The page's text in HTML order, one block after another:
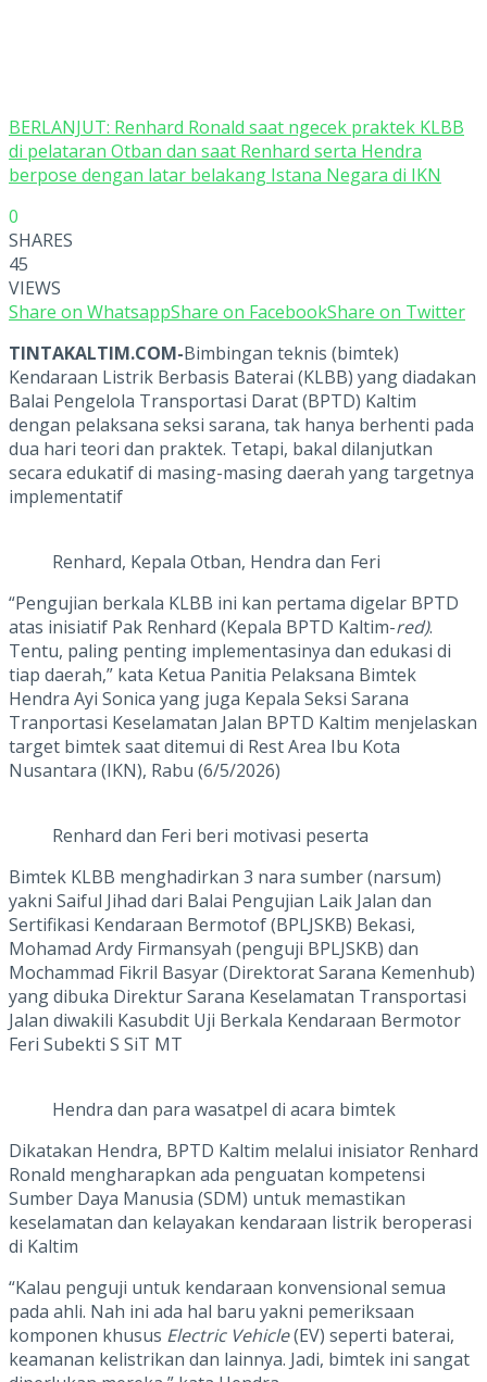
BERLANJUT: Renhard Ronald saat ngecek praktek KLBB
di pelataran Otban dan saat Renhard serta Hendra
berpose dengan latar belakang Istana Negara di IKN
0
SHARES
45
VIEWS
Share on WhatsappShare on FacebookShare on Twitter
TINTAKALTIM.COM-Bimbingan teknis (bimtek)
Kendaraan Listrik Berbasis Baterai (KLBB) yang diadakan
Balai Pengelola Transportasi Darat (BPTD) Kaltim
dengan pelaksana seksi sarana, tak hanya berhenti pada
dua hari teori dan praktek. Tetapi, bakal dilanjutkan
secara edukatif di masing-masing daerah yang targetnya
implementatif
Renhard, Kepala Otban, Hendra dan Feri
“Pengujian berkala KLBB ini kan pertama digelar BPTD
atas inisiatif Pak Renhard (Kepala BPTD Kaltim-red).
Tentu, paling penting implementasinya dan edukasi di
tiap daerah,” kata Ketua Panitia Pelaksana Bimtek
Hendra Ayi Sonica yang juga Kepala Seksi Sarana
Tranportasi Keselamatan Jalan BPTD Kaltim menjelaskan
target bimtek saat ditemui di Rest Area Ibu Kota
Nusantara (IKN), Rabu (6/5/2026)
Renhard dan Feri beri motivasi peserta
Bimtek KLBB menghadirkan 3 nara sumber (narsum)
yakni Saiful Jihad dari Balai Pengujian Laik Jalan dan
Sertifikasi Kendaraan Bermotof (BPLJSKB) Bekasi,
Mohamad Ardy Firmansyah (penguji BPLJSKB) dan
Mochammad Fikril Basyar (Direktorat Sarana Kemenhub)
yang dibuka Direktur Sarana Keselamatan Transportasi
Jalan diwakili Kasubdit Uji Berkala Kendaraan Bermotor
Feri Subekti S SiT MT
Hendra dan para wasatpel di acara bimtek
Dikatakan Hendra, BPTD Kaltim melalui inisiator Renhard
Ronald mengharapkan ada penguatan kompetensi
Sumber Daya Manusia (SDM) untuk memastikan
keselamatan dan kelayakan kendaraan listrik beroperasi
di Kaltim
“Kalau penguji untuk kendaraan konvensional semua
pada ahli. Nah ini ada hal baru yakni pemeriksaan
komponen khusus Electric Vehicle(EV) seperti baterai,
keamanan kelistrikan dan lainnya. Jadi, bimtek ini sangat